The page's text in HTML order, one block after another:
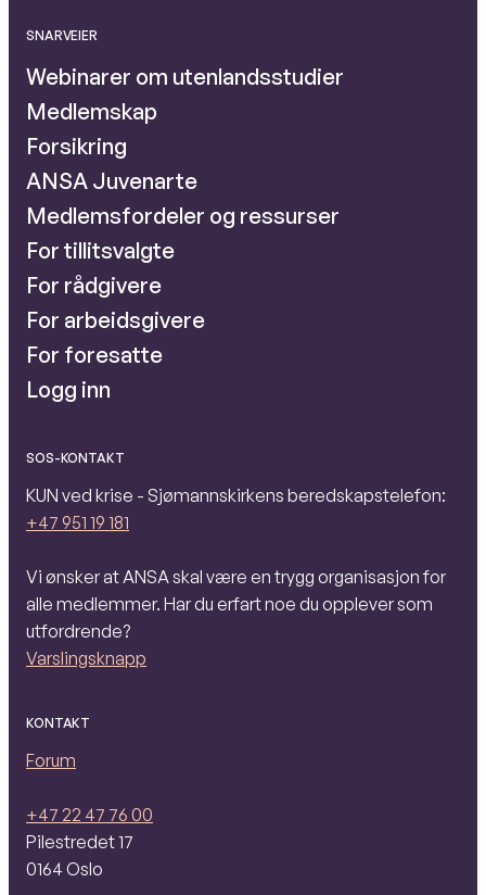
SNARVEIER
Webinarer om utenlandsstudier
Medlemskap
Forsikring
ANSA Juvenarte
Medlemsfordeler og ressurser
For tillitsvalgte
For rådgivere
For arbeidsgivere
For foresatte
Logg inn
SOS-KONTAKT
KUN ved krise - Sjømannskirkens beredskapstelefon:
+47 951 19 181
Vi ønsker at ANSA skal være en trygg organisasjon for
alle medlemmer. Har du erfart noe du opplever som
utfordrende?
Varslingsknapp
KONTAKT
Forum
+47 22 47 76 00
Pilestredet 17
0164 Oslo